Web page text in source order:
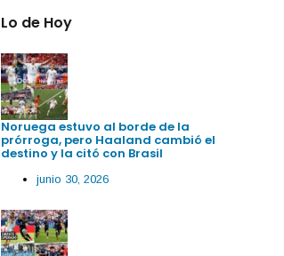
Lo de Hoy
Noruega estuvo al borde de la
prórroga, pero Haaland cambió el
destino y la citó con Brasil
junio 30, 2026